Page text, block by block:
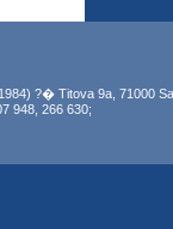
?� Titova 9a, 71000
948, 266 630;